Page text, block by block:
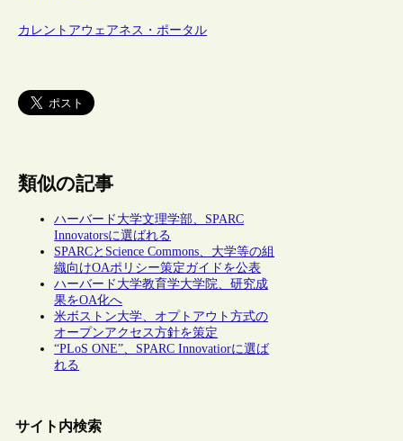
カレントアウェアネス・ポータル
類似の記事
ハーバード大学文理学部、SPARC
Innovatorsに選ばれる
SPARCとScience Commons、大学等の組
織向けOAポリシー策定ガイドを公表
ハーバード大学教育学大学院、研究成
果をOA化へ
米ボストン大学、オプトアウト方式の
オープンアクセス方針を策定
“PLoS ONE”、SPARC Innovatiorに選ば
れる
サイト内検索